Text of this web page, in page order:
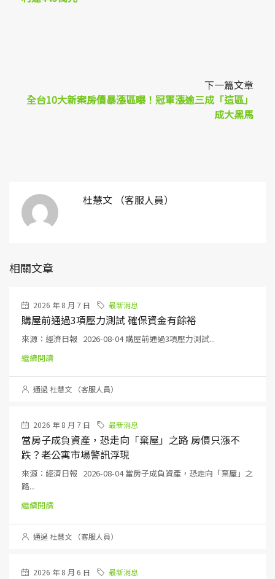
下一篇文章
全台10大新案房價暴漲區曝！冠軍漲逾三成「這區」
成大黑馬
杜慧文 （客服人員）
相關文章
2026 年 8 月 7 日 最新消息
購屋前通過3項壓力測試 確保資金有餘裕
來源：經濟日報 2026-08-04 購屋前通過3項壓力測試...
繼續閱讀
通過 杜慧文 （客服人員）
2026 年 8 月 7 日 最新消息
當房子成負資產，恐走向「棄屋」之路 房價只漲不
跌？老公寓市場警訊浮現
來源：經濟日報 2026-08-04 當房子成負資產，恐走向「棄屋」之
路...
繼續閱讀
通過 杜慧文 （客服人員）
2026 年 8 月 6 日 最新消息